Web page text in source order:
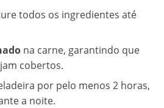
todos os ingredientes até
na carne, garantindo que
cobertos.
por pelo menos 2 horas,
a noite.